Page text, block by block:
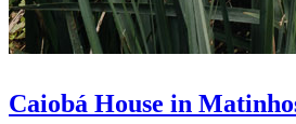
Caiobá House in